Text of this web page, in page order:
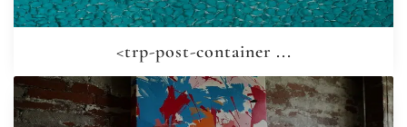
<trp-post-container ...